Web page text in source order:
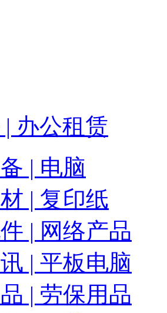
办公租赁
| 电脑
| 复印纸
| 网络产品
| 平板电脑
| 劳保用品